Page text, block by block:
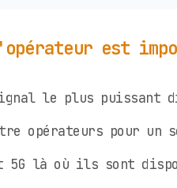
est
le plus puissant
opérateurs pour un
5G là où ils sont